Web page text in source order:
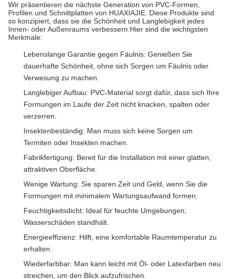
Wir präsentieren die nächste Generation von PVC-Formen,
Profilen und Schnittplatten von HUAXIAJIE. Diese Produkte sind
so konzipiert, dass sie die Schönheit und Langlebigkeit jedes
Innen- oder Außenraums verbessern.Hier sind die wichtigsten
Merkmale:
Lebenslange Garantie gegen Fäulnis: Genießen Sie
dauerhafte Schönheit, ohne sich Sorgen um Fäulnis oder
Verwesung zu machen.
Langlebiger Aufbau: PVC-Material sorgt dafür, dass sich Ihre
Formungen im Laufe der Zeit nicht knacken, spalten oder
verzerren.
Insektenbeständig: Man muss sich keine Sorgen um
Termiten oder Insekten machen.
Fabrikfertigung: Bereit für die Installation mit einer glatten,
attraktiven Oberfläche.
Wenige Wartung: Sie sparen Zeit und Geld, wenn Sie die
Formungen mit minimalem Wartungsaufwand formen.
Feuchtigkeitsdicht: Ideal für feuchte Umgebungen;
Wasserschäden standhält.
Energieeffizienz: Hilft, eine komfortable Raumtemperatur zu
erhalten.
Wiederfarbbar: Man kann leicht mit Öl- oder Latexfarben neu
streichen, um den Blick aufzufrischen.